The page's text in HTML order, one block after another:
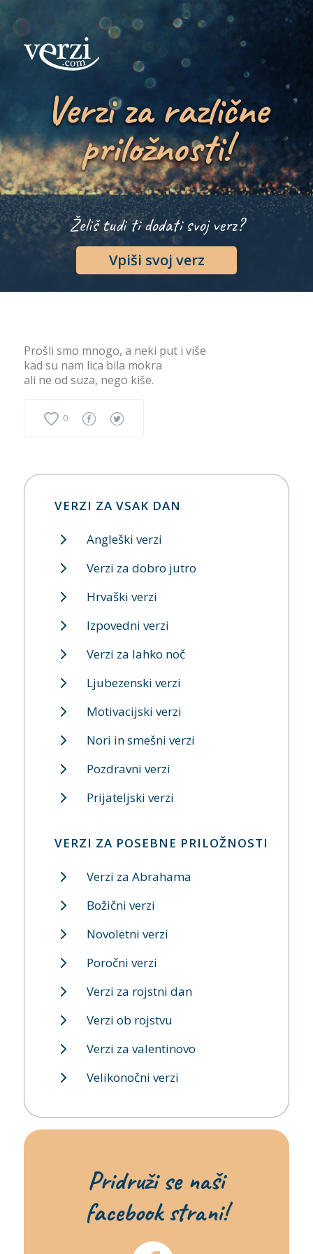
Verzi za različne
priložnosti!
Želiš tudi ti dodati svoj verz?
Vpiši svoj verz
Prošli smo mnogo, a neki put i više
kad su nam lica bila mokra
ali ne od suza, nego kiše.
0
VERZI ZA VSAK DAN
Angleški verzi
Verzi za dobro jutro
Hrvaški verzi
Izpovedni verzi
Verzi za lahko noč
Ljubezenski verzi
Motivacijski verzi
Nori in smešni verzi
Pozdravni verzi
Prijateljski verzi
VERZI ZA POSEBNE PRILOŽNOSTI
Verzi za Abrahama
Božični verzi
Novoletni verzi
Poročni verzi
Verzi za rojstni dan
Verzi ob rojstvu
Verzi za valentinovo
Velikonočni verzi
Pridruži se naši
facebook strani!